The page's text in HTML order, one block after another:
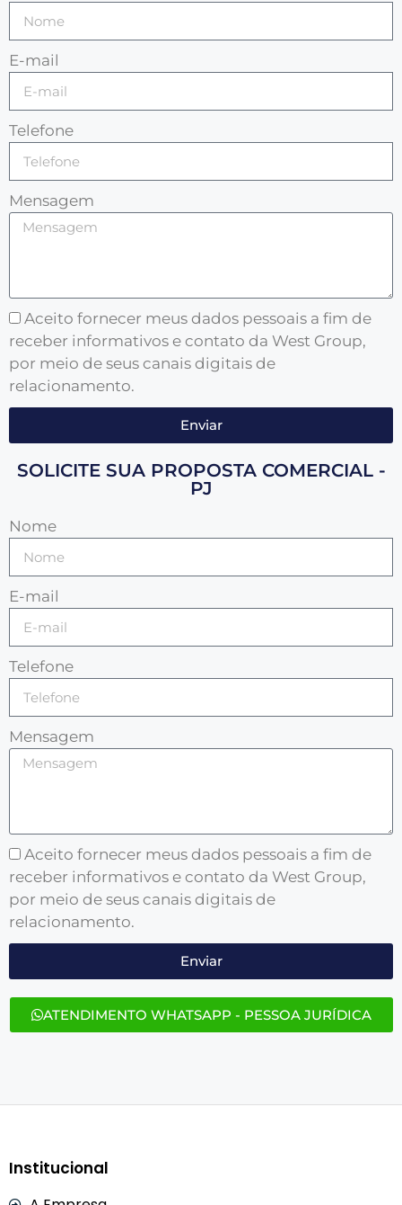
E-mail
Telefone
Mensagem
Aceito fornecer meus dados pessoais a fim de
receber informativos e contato da West Group,
por meio de seus canais digitais de
relacionamento.
Enviar
SOLICITE SUA PROPOSTA COMERCIAL -
PJ
Nome
E-mail
Telefone
Mensagem
Aceito fornecer meus dados pessoais a fim de
receber informativos e contato da West Group,
por meio de seus canais digitais de
relacionamento.
Enviar
ATENDIMENTO WHATSAPP - PESSOA JURÍDICA
Institucional